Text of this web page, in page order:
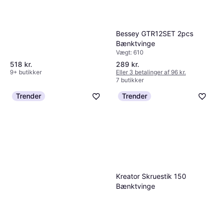
518 kr.
9+ butikker
Bessey GTR12SET 2pcs
Bænktvinge
Vægt: 610
289 kr.
Eller 3 betalinger af 96 kr.
7 butikker
Trender Trender
Kreator Skruestik 150
Bænktvinge